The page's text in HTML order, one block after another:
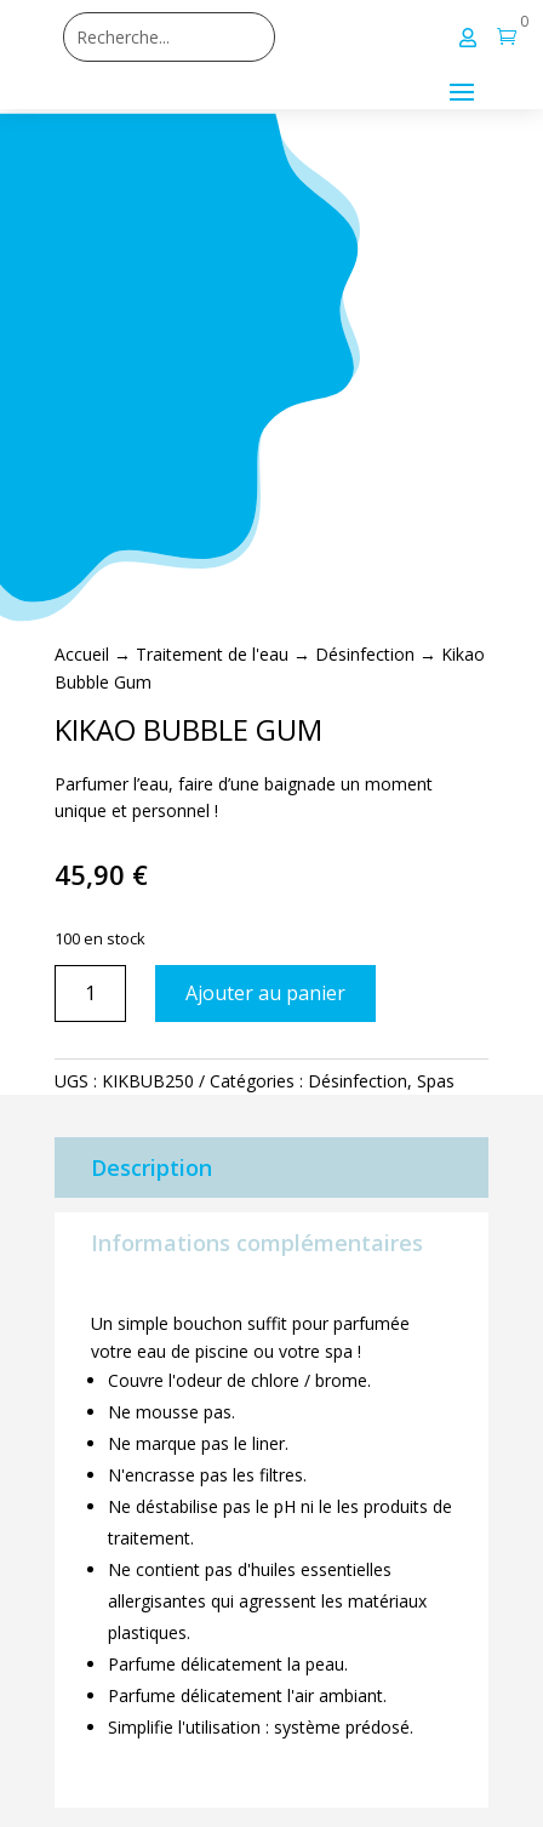
 
0
Accueil → Traitement de l'eau → Désinfection → Kikao
Bubble Gum
KIKAO BUBBLE GUM
Parfumer l’eau, faire d’une baignade un moment
unique et personnel !
45,90 €
100 en stock
Bubble
Gum
Ajouter au panier
UGS : KIKBUB250 Catégories : Désinfection, Spas
Description
Informations complémentaires
Un simple bouchon suffit pour parfumée
votre eau de piscine ou votre spa !
Couvre l'odeur de chlore / brome.
Ne mousse pas.
Ne marque pas le liner.
N'encrasse pas les filtres.
Ne déstabilise pas le pH ni le les produits de
traitement.
Ne contient pas d'huiles essentielles
allergisantes qui agressent les matériaux
plastiques.
Parfume délicatement la peau.
Parfume délicatement l'air ambiant.
Simplifie l'utilisation : système prédosé.